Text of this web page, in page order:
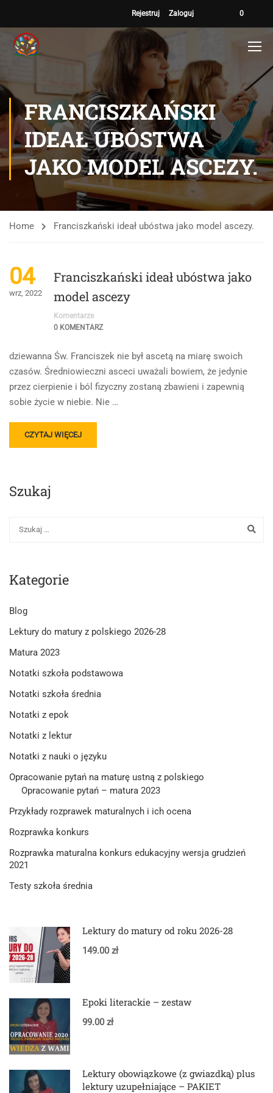
Rejestruj Zaloguj 0
FRANCISZKAŃSKI
IDEAŁ UBÓSTWA
JAKO MODEL ASCEZY.
Home Franciszkański ideał ubóstwa jako model ascezy.
04
wrz, 2022
Franciszkański ideał ubóstwa jako
model ascezy
Komentarze
0 KOMENTARZ
dziewanna Św. Franciszek nie był ascetą na miarę swoich
czasów. Średniowieczni asceci uważali bowiem, że jedynie
przez cierpienie i ból fizyczny zostaną zbawieni i zapewnią
sobie życie w niebie. Nie …
READ
MORE
UBÓSTWA
ASCEZY
CZYTAJ WIĘCEJ
Szukaj
Kategorie
Blog
Lektury do matury z polskiego 2026-28
Matura 2023
Notatki szkoła podstawowa
Notatki szkoła średnia
Notatki z epok
Notatki z lektur
Notatki z nauki o języku
Opracowanie pytań na maturę ustną z polskiego
Opracowanie pytań – matura 2023
Przykłady rozprawek maturalnych i ich ocena
Rozprawka konkurs
Rozprawka maturalna konkurs edukacyjny wersja grudzień
2021
Testy szkoła średnia
Lektury do matury od roku 2026-28
149.00 zł
Epoki literackie – zestaw
99.00 zł
Lektury obowiązkowe (z gwiazdką) plus
lektury uzupełniające – PAKIET